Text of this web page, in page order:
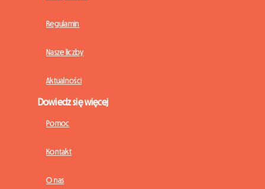
Regulamin
Nasze liczby
Aktualności
Dowiedz się więcej
Pomoc
Kontakt
O nas